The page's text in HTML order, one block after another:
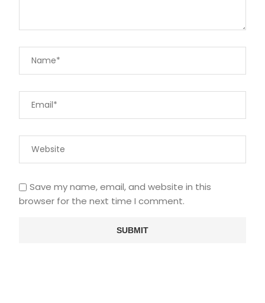
Save my name, email, and website in this
browser for the next time I comment.